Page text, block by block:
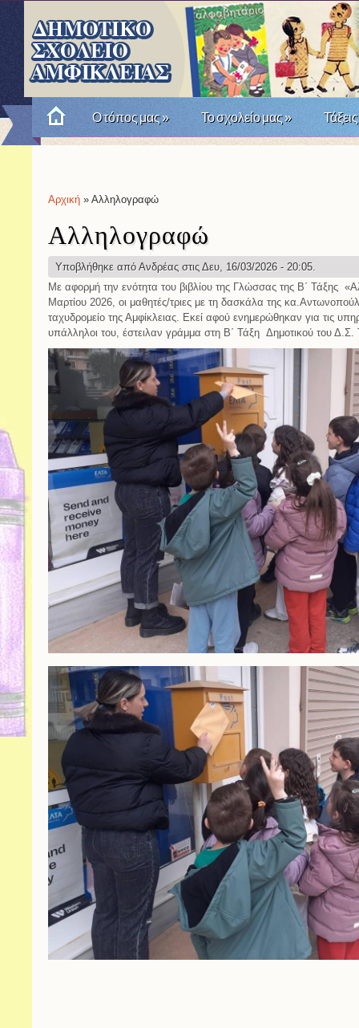
Ο τόπος μας» Το σχολείο μας» Τάξεις
Είστε εδώ
Αρχική » Αλληλογραφώ
Αλληλογραφώ
Υποβλήθηκε από Ανδρέας στις Δευ, 16/03/2026 - 20:05.
Με αφορμή την ενότητα του βιβλίου της Γλώσσας της Β΄ Τάξης
Μαρτίου 2026, οι μαθητές/τριες με τη δασκάλα της
ταχυδρομείο της Αμφίκλειας. Εκεί αφού ενημερώθηκαν για τις
υπάλληλοι του, έστειλαν γράμμα στη Β΄ Τάξη Δημοτικού του Δ.Σ.